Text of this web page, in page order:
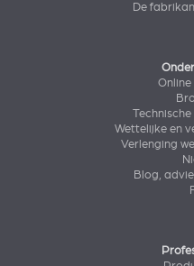
De
Wettelijke en
Verlenging
Blog,